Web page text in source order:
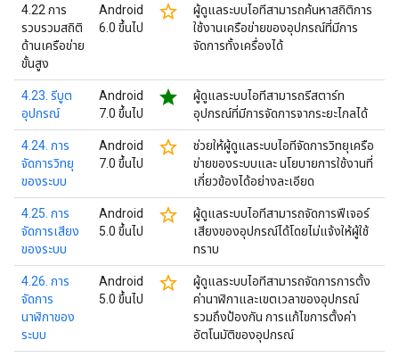
4.22 การ
รวบรวมสถิติ
ด้านเครือข่าย
ขั้นสูง
Android
6.0 ขึ้นไป
star_border
ผู้ดูแลระบบไอทีสามารถค้นหาสถิติการ
ใช้งานเครือข่ายของอุปกรณ์ที่มีการ
จัดการทั้งเครื่องได้
4.23. รีบูต
อุปกรณ์
Android
7.0 ขึ้นไป
star
ผู้ดูแลระบบไอทีสามารถรีสตาร์ท
อุปกรณ์ที่มีการจัดการจากระยะไกลได้
4.24. การ
จัดการวิทยุ
ของระบบ
Android
7.0 ขึ้นไป
star_border
ช่วยให้ผู้ดูแลระบบไอทีจัดการวิทยุเครือ
ข่ายของระบบและ นโยบายการใช้งานที่
เกี่ยวข้องได้อย่างละเอียด
4.25. การ
จัดการเสียง
ของระบบ
Android
5.0 ขึ้นไป
star_border
ผู้ดูแลระบบไอทีสามารถจัดการฟีเจอร์
เสียงของอุปกรณ์ได้โดยไม่แจ้งให้ผู้ใช้
ทราบ
4.26. การ
จัดการ
นาฬิกาของ
ระบบ
Android
5.0 ขึ้นไป
star_border
ผู้ดูแลระบบไอทีสามารถจัดการการตั้ง
ค่านาฬิกาและเขตเวลาของอุปกรณ์
รวมถึงป้องกัน การแก้ไขการตั้งค่า
อัตโนมัติของอุปกรณ์